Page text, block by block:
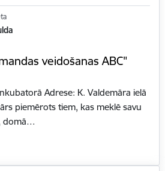
veidošanas ABC"
Adrese: K. Valdemāra ielā
piemērots tiem, kas meklē savu
domā…